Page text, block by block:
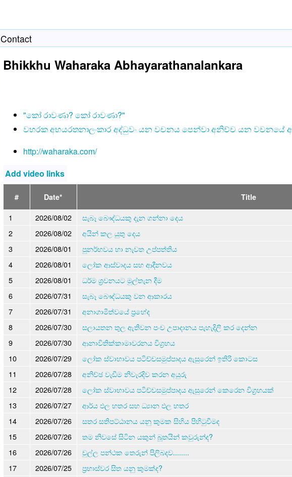
Contact
Bhikkhu Waharaka Abhayarathanalankara
"කෝ රාවණා? කෝ රාවණා?"
වහරක අභයරතනාලංකාර අද්ධුවං යන වචනය පෙන්වා අනිච්ච යන වචනයේ
http://waharaka.com/
Add video links
# Date* Title
1 2026/08/02 සැබෑ බෞද්ධයකු දැන ගන්නා දෙය
2
2026/08/02 අයින් කල යුතු දෙය
3
2026/08/01 පුනර්භවය හා නැවත උප්පත්තිය
4
2026/08/01 ලෝක ආස්වාදය සහ ආදීනවය
5
2026/08/01 ධර්ම ශ්‍රවනයට මුල්තැන දීම
6
2026/07/31 සැබෑ බෞද්ධයකු වන ආකාරය
7
2026/07/31 අනාගාමීත්වයේ ප්‍රභේද
8
2026/07/30 සලායතන තුල ඇතිවන පංච උපාදානය පැහැදිලි කර දෙන්න
9
2026/07/30 ආනාවිතික්කාමාවරනය විග්‍රහය
10
2026/07/29 ලෝක ස්වාභාවය පටිච්චසමුප්පාදය ඇසුරෙන් ඉතිරි කොටස
11
2026/07/28 අනිච්ඡ වැඩීම නිවැරදිව කරන අයුරු
12
2026/07/28 ලෝක ස්වාභාවය පටිච්චසමුප්පාදය ඇසුරෙන් කෙරෙන විග්‍රහයක්
13
2026/07/27 ආර්ය ඵල හතර සහ ධ්‍යාන ඵල හතර
14
2026/07/26 සතර සතිපට්ඨානය යනු කුමක සිහිය පිහිටුවීමද
15
2026/07/26 තම නිවසේ සිටින යකුන් බූතයින් කවුරුන්ද?
16
2026/07/26 චුල්ල පන්ථක තෙරුන් පිලිබදව........
17
2026/07/25 ප්‍රභාස්වර සිත යනු කුමක්ද?